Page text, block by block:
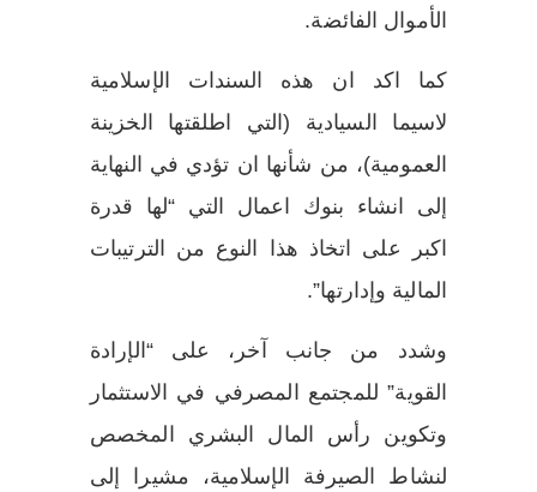
الأموال الفائضة.
كما اكد ان هذه السندات الإسلامية
لاسيما السيادية (التي اطلقتها الخزينة
العمومية)، من شأنها ان تؤدي في النهاية
إلى انشاء بنوك اعمال التي “لها قدرة
اكبر على اتخاذ هذا النوع من الترتيبات
المالية وإدارتها”.
وشدد من جانب آخر، على “الإرادة
القوية” للمجتمع المصرفي في الاستثمار
وتكوين رأس المال البشري المخصص
لنشاط الصيرفة الإسلامية، مشيرا إلى